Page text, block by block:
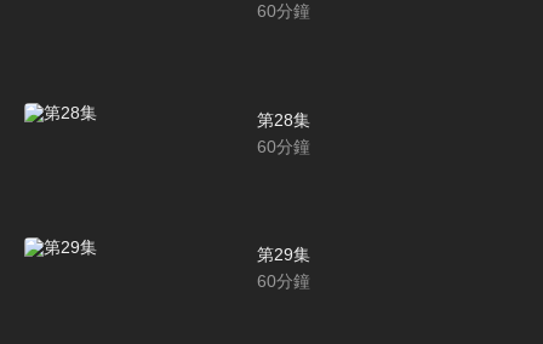
60分鐘
第28集
60分鐘
第29集
60分鐘